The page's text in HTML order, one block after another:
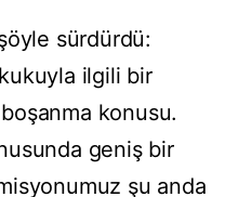
sürdürdü:
ilgili bir
konusu.
geniş bir
şu anda